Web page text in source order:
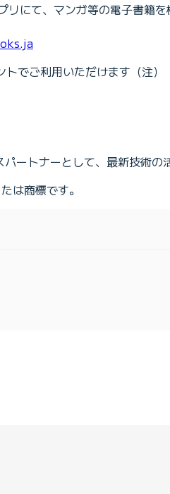
にて、マンガ等の電子書籍
でご利用いただけます（注）
ートナーとして、最新技術
は商標です。